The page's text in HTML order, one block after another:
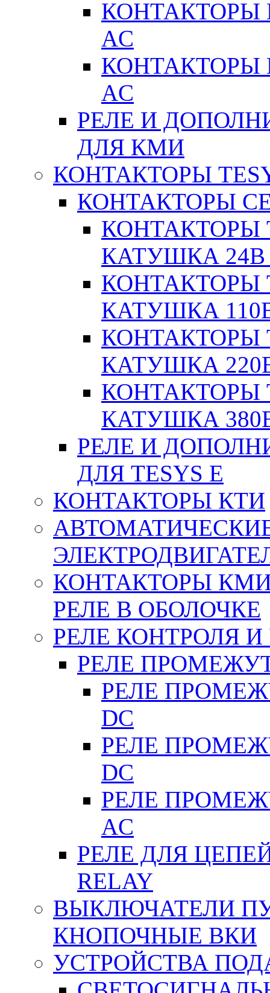
КОНТАКТОРЫ
AC
КОНТАКТОРЫ
AC
РЕЛЕ И
ДЛЯ КМИ
КОНТАКТОРЫ
КОНТАКТОРЫ
КОНТАКТОРЫ
КАТУШКА 24В
КОНТАКТОРЫ
КАТУШКА
КОНТАКТОРЫ
КАТУШКА
КОНТАКТОРЫ
КАТУШКА
РЕЛЕ И
ДЛЯ TESYS E
КОНТАКТОРЫ КТИ
КОНТАКТОРЫ
РЕЛЕ В ОБОЛОЧКЕ
РЕЛЕ КОНТРОЛЯ
РЕЛЕ
РЕЛЕ
DC
РЕЛЕ
DC
РЕЛЕ
АC
РЕЛЕ ДЛЯ
RELAY
ВЫКЛЮЧАТЕЛИ
КНОПОЧНЫЕ ВКИ
УСТРОЙСТВА